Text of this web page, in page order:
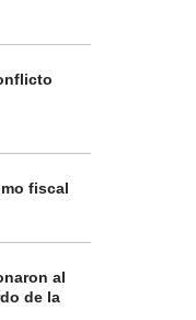
fiscal
al
de la